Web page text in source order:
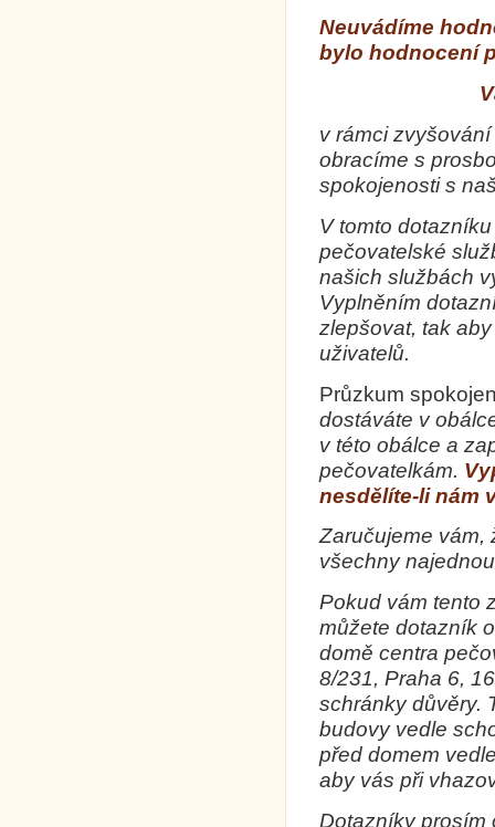
Neuvádíme
bylo hodnocení
v rámci
obracíme s
spokojenosti s
V tomto
pečovatelské
našich službách
Vyplněním
zlepšovat, tak
uživatelů.
Průzkum
dostáváte v
v této obálce a
pečovatelkám.
nesdělíte-li nám
Zaručujeme vám,
všechny
Pokud vám tento
můžete dotazník
domě centra
8/231, Praha 6,
schránky důvěry.
budovy vedle
před domem
aby vás při
Dotazníky